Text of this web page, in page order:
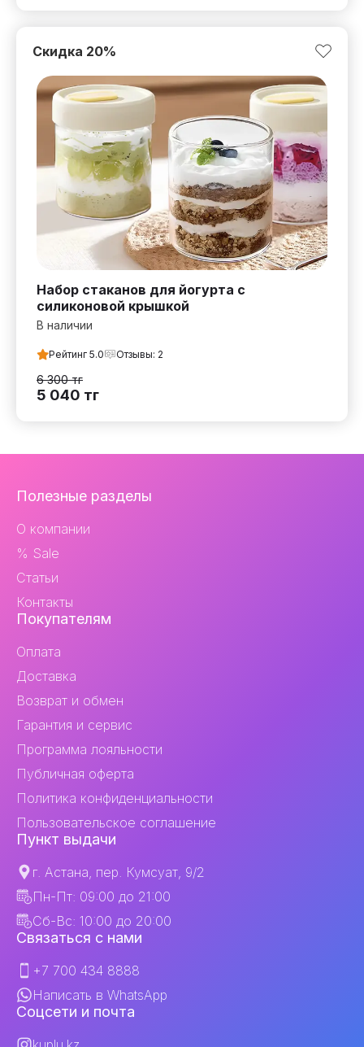
Набор стаканов для йогурта с
силиконовой крышкой
Скидка 20%
В наличии
Рейтинг 5.0 Отзывы: 2
6 300тг
5 040 тг
Навигация
контакты
Полезные разделы
О компании
% Sale
Статьи
Контакты
Покупателям
Оплата
Доставка
Возврат и обмен
Гарантия и сервис
Программа лояльности
Публичная оферта
Политика конфиденциальности
Пользовательское соглашение
Пункт выдачи
г. Астана, пер. Кумсуат, 9/2
Пн-Пт: 09:00 до 21:00
Сб-Вс: 10:00 до 20:00
Связаться с нами
+7 700 434 8888
Написать в WhatsApp
Соцсети и почта